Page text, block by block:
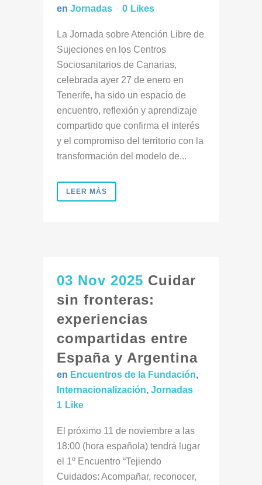
en Jornadas 0 Likes
La Jornada sobre Atención Libre de
Sujeciones en los Centros
Sociosanitarios de Canarias,
celebrada ayer 27 de enero en
Tenerife, ha sido un espacio de
encuentro, reflexión y aprendizaje
compartido que confirma el interés
y el compromiso del territorio con la
transformación del modelo de...
LEER MÁS
03 Nov 2025 Cuidar
sin fronteras:
experiencias
compartidas entre
España y Argentina
en Encuentros de la Fundación,
Internacionalización, Jornadas
1 Like
El próximo 11 de noviembre a las
18:00 (hora española) tendrá lugar
el 1º Encuentro “Tejiendo
Cuidados: Acompañar, reconocer,